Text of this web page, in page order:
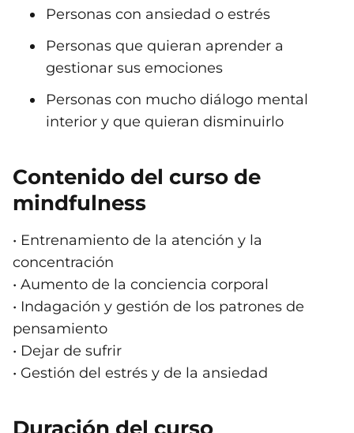
Personas con ansiedad o estrés
Personas que quieran aprender a
gestionar sus emociones
Personas con mucho diálogo mental
interior y que quieran disminuirlo
Contenido del curso de
mindfulness
• Entrenamiento de la atención y la
concentración
• Aumento de la conciencia corporal
• Indagación y gestión de los patrones de
pensamiento
• Dejar de sufrir
• Gestión del estrés y de la ansiedad